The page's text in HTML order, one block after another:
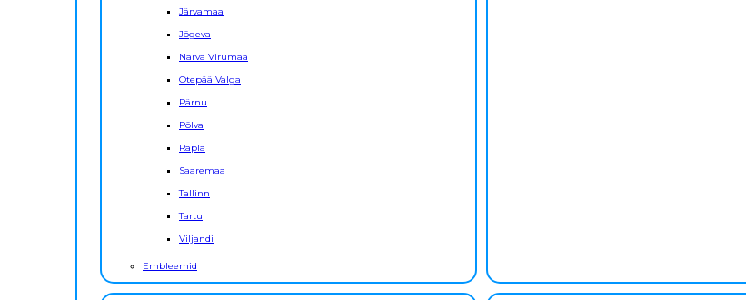
Järvamaa
Jõgeva
Narva Virumaa
Otepää Valga
Pärnu
Põlva
Rapla
Saaremaa
Tallinn
Tartu
Viljandi
Embleemid